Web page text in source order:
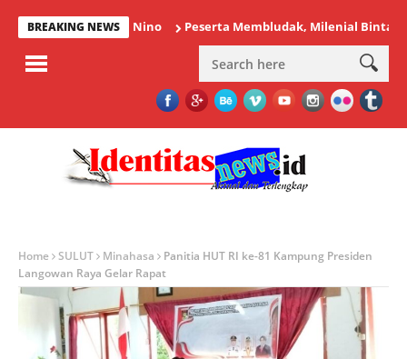
BREAKING NEWS
Dampak El Nino Peserta Membludak, Milenial Bintauna
Home SULUT Minahasa
Panitia HUT RI ke-81 Kampung Presiden
Langowan Raya Gelar Rapat